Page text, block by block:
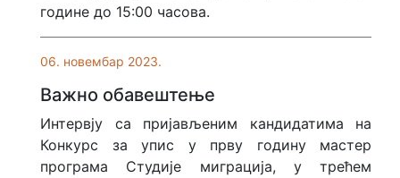
године до 15:00 часова.
06. новембар 2023.
Важно обавештење
Интервју са пријављеним кандидатима на
Конкурс за упис у прву годину мастер
програма Студије миграција, у трећем